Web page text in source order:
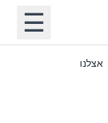
☰
אצלנו בנאות לון